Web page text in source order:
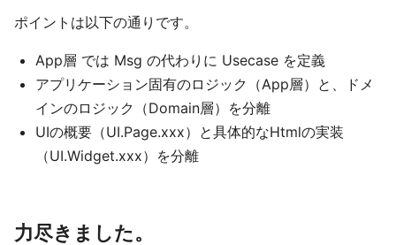
ポイントは以下の通りです。
App層 では Msg の代わりに Usecase を定義
アプリケーション固有のロジック（App層）と、ドメ
インのロジック（Domain層）を分離
UIの概要（UI.Page.xxx）と具体的なHtmlの実装
（UI.Widget.xxx）を分離
力尽きました。